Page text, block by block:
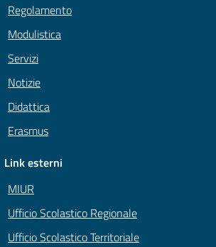
Regolamento
Modulistica
Servizi
Notizie
Didattica
Erasmus
Link esterni
MIUR
Ufficio Scolastico Regionale
Ufficio Scolastico Territoriale